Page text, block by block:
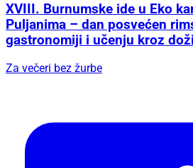
XVIII. Burnumske ide u Eko
Puljanima – dan posvećen
gastronomiji i učenju kroz
Za večeri bez žurbe